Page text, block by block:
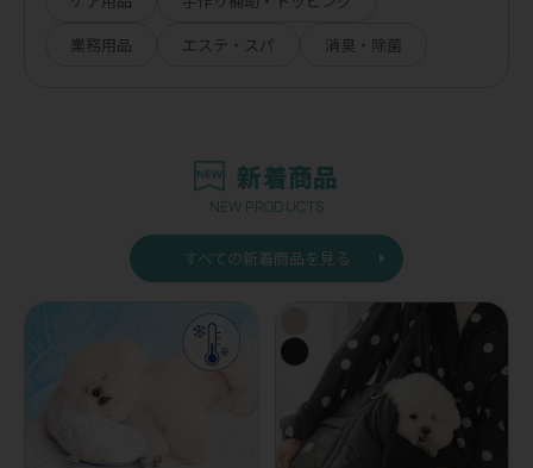
業務用品
エステ・スパ 消臭・除菌
新着商品
NEW PRODUCTS
すべての新着商品を見る